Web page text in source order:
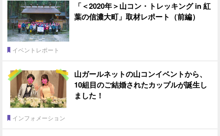
「＜2020年＞山コン・トレッキング in 紅
葉の信濃大町」取材レポート（前編）
イベントレポート
山ガールネットの山コンイベントから、
10組目のご結婚されたカップルが誕生し
ました！
インフォメーション